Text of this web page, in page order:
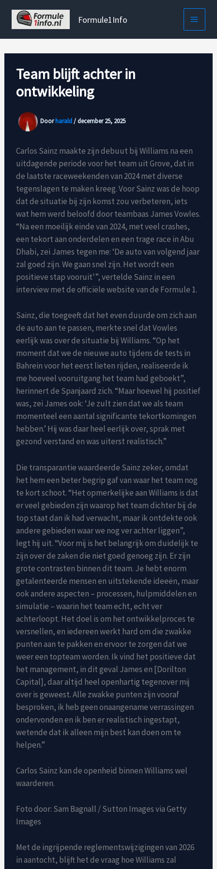
Formule1Info
Team blijft achter in
ontwikkeling
Doorharald/ december 25, 2025
Carlos Sainz maakte zijn debuut bij Williams na een
uitdagende periode voor het team uit Grove, dat in
de laatste raceweekenden van 2024 met diverse
tegenslagen te maken kreeg. Voor Sainz was de hoop
dat de situatie bij zijn komst zou verbeteren, iets
wat hem werd beloofd door teambaas James Vowles.
“Na een moeilijk einde van 2024, met veel crashes,
een tekort aan onderdelen en een trage race in Abu
Dhabi, zei James tegen me: ‘De auto van volgend jaar
zal goed zijn. We gaan snel zijn. Het wordt een
positieve stap vooruit'”, vertelde Sainz in een
interview met de officiële website van de Formule 1.
Sainz, die toegeeft dat het even duurde om zich aan
de auto aan te passen, merkte snel dat Vowles
eerlijk was over de situatie bij Williams. “Op het
moment dat we de nieuwe auto tijdens de tests in
Bahrein voor het eerst lieten rijden, realiseerde ik
me hoeveel vooruitgang het team had geboekt”,
herinnert de Spanjaard zich. “Maar hoewel hij positief
was, zei James ook: ‘Je zult zien dat we als team
momenteel een aantal significante tekortkomingen
hebben.’ Hij was daar heel eerlijk over, sprak met
gezond verstand en was uiterst realistisch.”
Die transparantie waardeerde Sainz zeker, omdat
het hem een beter begrip gaf van waar het team nog
te kort schoot. “Het opmerkelijke aan Williams is dat
er veel gebieden zijn waarop het team dichter bij de
top staat dan ik had verwacht, maar ik ontdekte ook
andere gebieden waar we nog ver achter liggen”,
legt hij uit. “Voor mij is het belangrijk om duidelijk te
zijn over de zaken die niet goed genoeg zijn. Er zijn
grote contrasten binnen dit team. Je hebt enorm
getalenteerde mensen en uitstekende ideeën, maar
ook andere aspecten – processen, hulpmiddelen en
simulatie – waarin het team echt, echt ver
achterloopt. Het doel is om het ontwikkelproces te
versnellen, en iedereen werkt hard om die zwakke
punten aan te pakken en ervoor te zorgen dat we
weer een topteam worden. Ik vind het positieve dat
het management, in dit geval James en [Dorilton
Capital], daar altijd heel openhartig tegenover mij
over is geweest. Alle zwakke punten zijn vooraf
besproken, ik heb geen onaangename verrassingen
ondervonden en ik ben er realistisch ingestapt,
wetende dat ik alleen mijn best kan doen om te
helpen.”
Carlos Sainz kan de openheid binnen Williams wel
waarderen.
Foto door: Sam Bagnall / Sutton Images via Getty
Images
Met de ingrijpende reglementswijzigingen van 2026
in aantocht, blijft het de vraag hoe Williams zal